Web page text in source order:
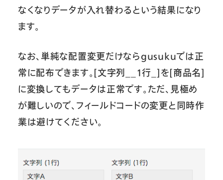
なくなりデータが入れ替わるという結果になり
ます。
なお、単純な配置変更だけならgusukuでは正
常に配布できます。[文字列__1行_]を[商品名]
に変換してもデータは正常です。ただ、見極め
が難しいので、フィールドコードの変更と同時作
業は避けてください。